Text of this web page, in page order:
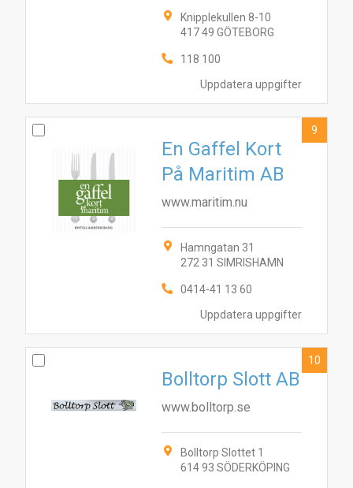
Uppdatera uppgifter
Knipplekullen 8-10
417 49 GÖTEBORG
118 100
Uppdatera uppgifter
En Gaffel Kort
På Maritim AB
www.maritim.nu
Hamngatan 31
272 31 SIMRISHAMN
0414-41 13 60
9
Bolltorp Slott AB
www.bolltorp.se
Bolltorp Slottet 1
614 93 SÖDERKÖPING
10